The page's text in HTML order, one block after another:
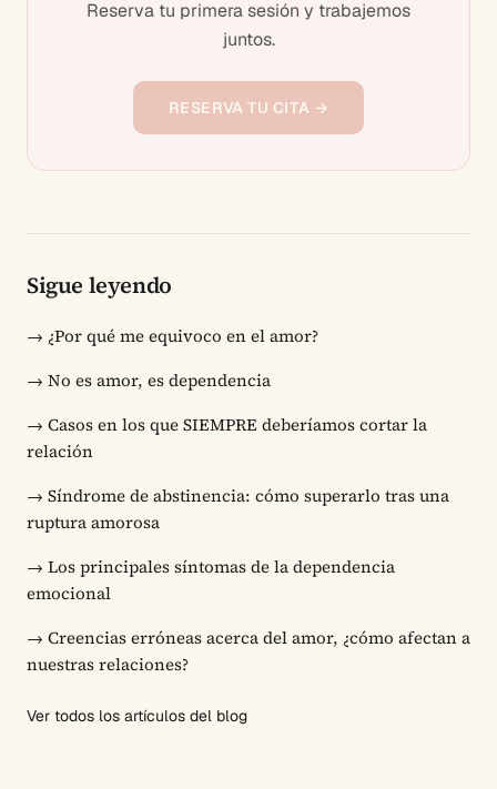
Reserva tu primera sesión y trabajemos
juntos.
RESERVA TU CITA →
Sigue leyendo
→ ¿Por qué me equivoco en el amor?
→ No es amor, es dependencia
→ Casos en los que SIEMPRE deberíamos cortar la
relación
→ Síndrome de abstinencia: cómo superarlo tras una
ruptura amorosa
→ Los principales síntomas de la dependencia
emocional
→ Creencias erróneas acerca del amor, ¿cómo afectan a
nuestras relaciones?
Ver todos los artículos del blog